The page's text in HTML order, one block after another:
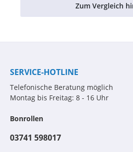
Zum Vergleich
SERVICE-HOTLINE
Telefonische Beratung möglich
Montag bis Freitag: 8 - 16 Uhr
Bonrollen
03741 598017